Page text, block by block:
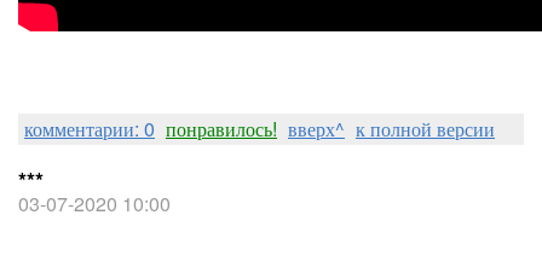
комментарии: 0 понравилось! вверх^ к полной версии
***
03-07-2020 10:00